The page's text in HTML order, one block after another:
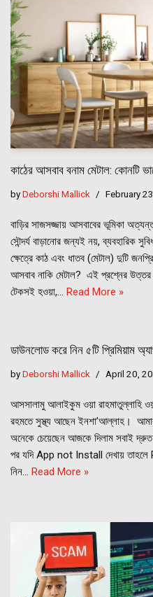
কাঠের আসবাব বনাম মেটাল: কোনটি
byDeborshi Mallick February
বাড়ির সাজসজ্জায় আসবাবের ভূমিকা অত্যন্ত
সৌন্দর্য বাড়ানোর জন্যই নয়, ব্যবহারিক
ক্ষেত্রে কাঠ এবং ধাতব (মেটাল) দুটি
আসবাব নাকি মেটাল? এই প্রশ্নের উত্তর
টেকসই হওয়া,… Read More »
ডাউনলোড করে নিন ৫টি প্রিমিয়াম
byDeborshi Mallick April 20,
আসসালামু আলাইকুম ওয়া রাহমাতুল্লাহি
রহমতে সুস্থ্য আছেন ইনশা’আল্লাহ।
অনেকে চেয়েছেন আজকে দিলাম সবাই
পর যদি App not Install দেখায়
নিন… Read More »